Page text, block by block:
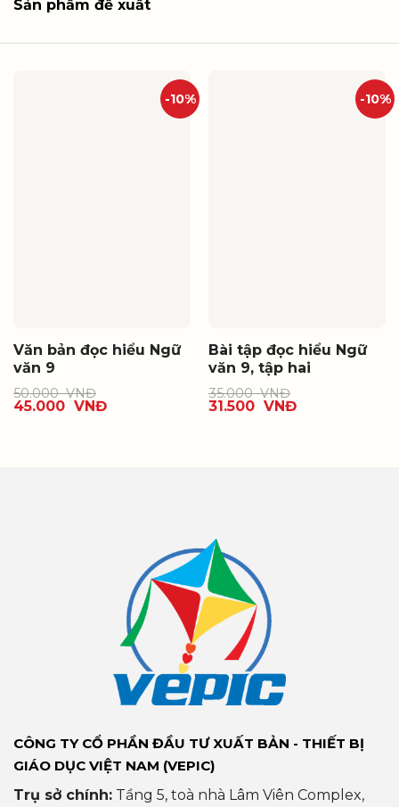
Sản phẩm đề xuất
-10%
Văn bản đọc hiểu Ngữ
văn 9
50.000VNĐ
45.000 VNĐ
-10%
Bài tập đọc hiểu Ngữ
văn 9, tập hai
35.000VNĐ
31.500 VNĐ
CÔNG TY CỔ PHẦN ĐẦU TƯ XUẤT BẢN - THIẾT BỊ
GIÁO DỤC VIỆT NAM (VEPIC)
Trụ sở chính: Tầng 5, toà nhà Lâm Viên Complex,